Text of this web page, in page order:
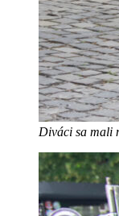
Diváci sa mali